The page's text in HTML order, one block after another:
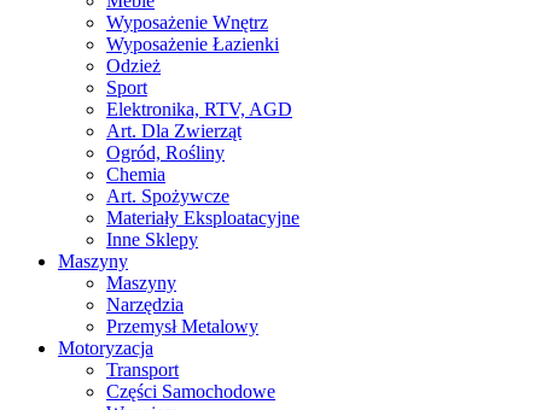
Wyposażenie Wnętrz
Wyposażenie Łazienki
Odzież
Sport
Elektronika, RTV, AGD
Art. Dla Zwierząt
Ogród, Rośliny
Chemia
Art. Spożywcze
Materiały Eksploatacyjne
Inne Sklepy
Maszyny
Maszyny
Narzędzia
Przemysł Metalowy
Motoryzacja
Transport
Części Samochodowe